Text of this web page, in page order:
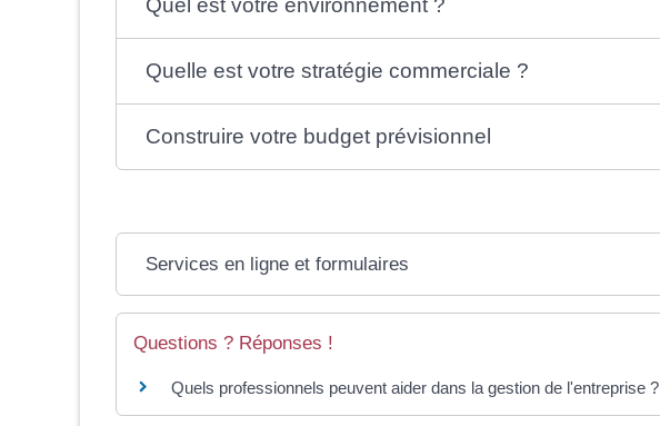
Quel est votre environnement ?
Quelle est votre stratégie commerciale ?
Construire votre budget prévisionnel
Services en ligne et formulaires
Questions ? Réponses !
Quels professionnels peuvent aider dans la gestion de l'entreprise ?